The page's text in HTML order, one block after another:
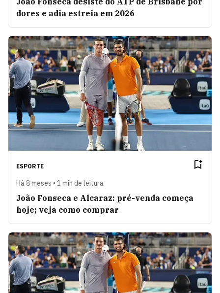
dores e adia estreia em 2026
ESPORTE
Há 8 meses • 1 min de leitura
João Fonseca e Alcaraz: pré-venda começa
hoje; veja como comprar